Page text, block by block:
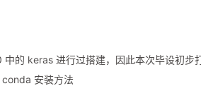
的 keras 进行过搭建，因此本次毕设初步
安装方法